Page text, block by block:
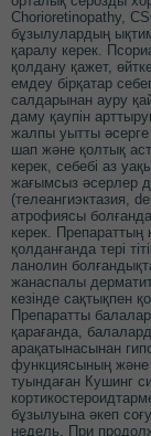
Chorioretinopathy,
бұзылулардың
қаралу керек.
қолдану қажет,
емдеу бірқатар
салдарынан ауру
даму қаупін
жалпы уытты әсерге
шап және қолтық
керек, себебі аз
жағымсыз әсерлер
(телеангиэктазия,
атрофиясы
керек.
қолданғанда тері
ланолин
жанаспалы
кезінде сақтықпен
Препаратты
қарағанда,
арақатынасынан
функциясының және
туындаған Кушинг
бұзылуына әкеп
недель. При